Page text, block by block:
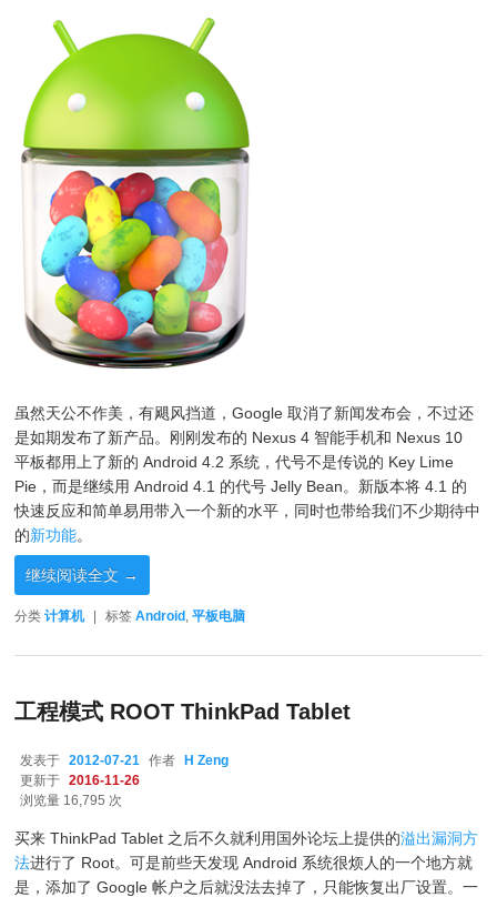
虽然天公不作美，有飓风挡道，Google 取消了新闻发布会，不过还
是如期发布了新产品。刚刚发布的 Nexus 4 智能手机和 Nexus 10
平板都用上了新的 Android 4.2 系统，代号不是传说的 Key Lime
Pie，而是继续用 Android 4.1 的代号 Jelly Bean。新版本将 4.1 的
快速反应和简单易用带入一个新的水平，同时也带给我们不少期待中
的新功能。
继续阅读全文 →
分类 计算机 标签 Android ,平板电脑
工程模式 ROOT ThinkPad Tablet
发表于 2012-07-21 作者
H Zeng
更新于
2016-11-26
浏览量 16,795 次
买来 ThinkPad Tablet 之后不久就利用国外论坛上提供的溢出漏洞方
法进行了 Root。可是前些天发现 Android 系统很烦人的一个地方就
是，添加了 Google 帐户之后就没法去掉了，只能恢复出厂设置。一